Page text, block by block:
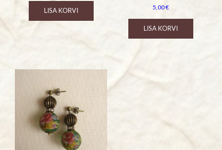
LISA KORVI 5,00€
LISA KORVI